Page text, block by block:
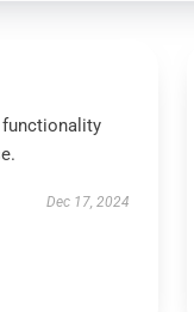
Dec 17, 2024